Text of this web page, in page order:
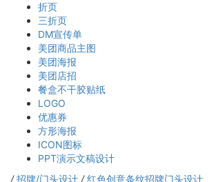
折页
三折页
DM宣传单
美团商品主图
美团海报
美团店招
餐盒不干胶贴纸
LOGO
优惠券
方形海报
ICON图标
PPT演示文稿设计
/ 招牌/门头设计 / 红色创意条纹招牌门头设计